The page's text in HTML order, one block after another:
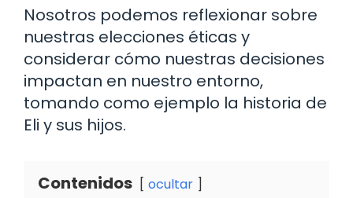
Nosotros podemos reflexionar sobre
nuestras elecciones éticas y
considerar cómo nuestras decisiones
impactan en nuestro entorno,
tomando como ejemplo la historia de
Eli y sus hijos.
Contenidos ocultar